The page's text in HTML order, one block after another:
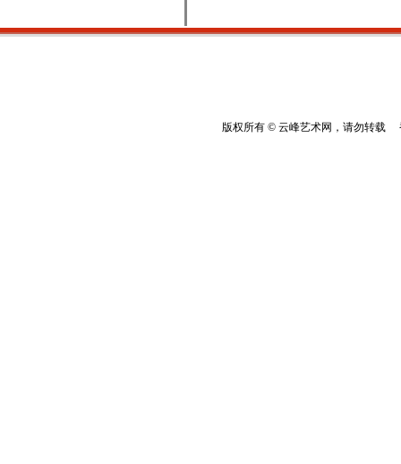
版权所有 © 云峰艺术网，请勿转载